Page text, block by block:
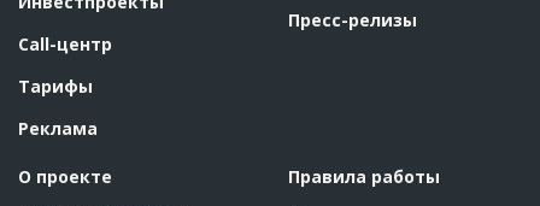
Call-центр
Тарифы
Реклама
О проекте
Пресс-релизы
Правила работы